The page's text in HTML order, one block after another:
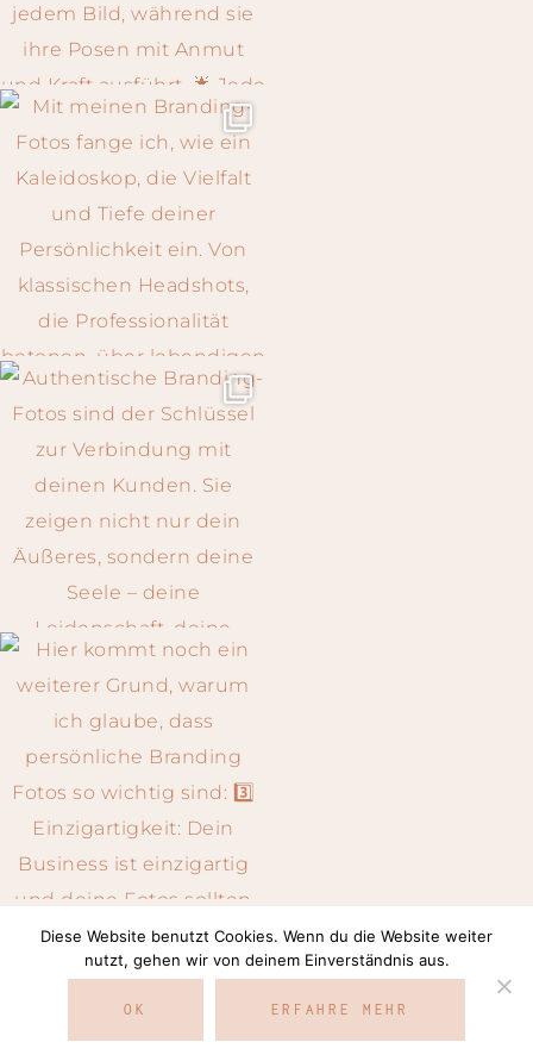
Auf Instagram folgen
COPYRIGHT © 2026 · SILVIA NEUMANN ·
Diese Website benutzt Cookies. Wenn du die Website weiter
nutzt, gehen wir von deinem Einverständnis aus.
OK ERFAHRE MEHR